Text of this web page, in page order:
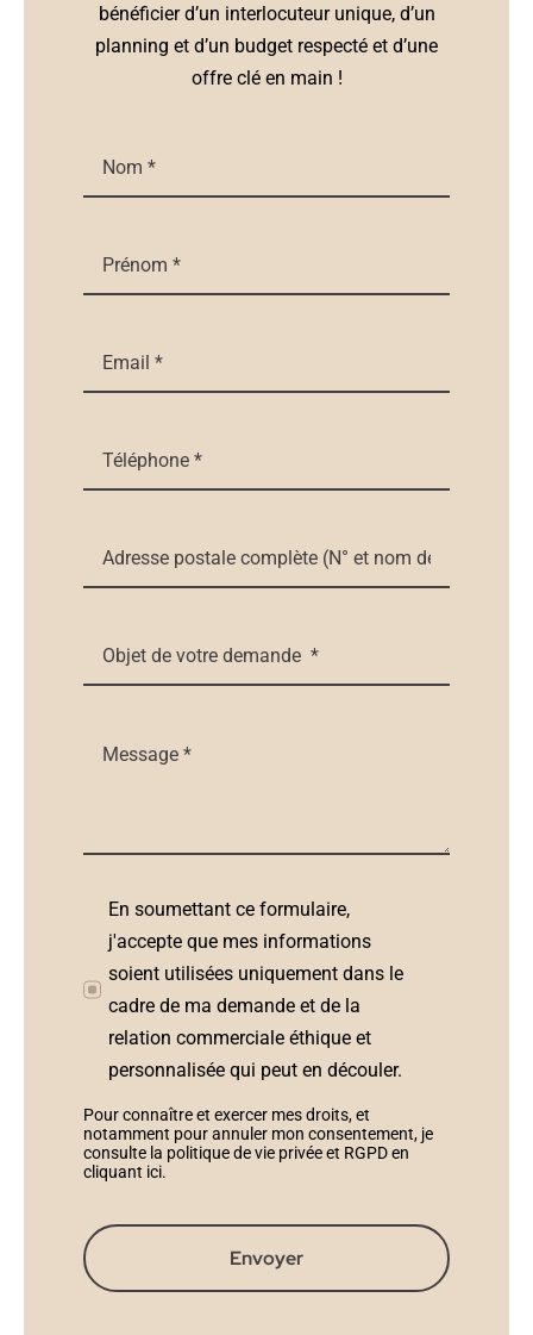
bénéficier d’un interlocuteur unique, d’un
planning et d’un budget respecté et d’une
offre clé en main !
En soumettant ce formulaire,
j'accepte que mes informations
soient utilisées uniquement dans le
cadre de ma demande et de la
relation commerciale éthique et
personnalisée qui peut en découler.
Pour connaître et exercer mes droits, et
notamment pour annuler mon consentement, je
consulte la politique de vie privée et RGPD en
cliquant ici.
Envoyer